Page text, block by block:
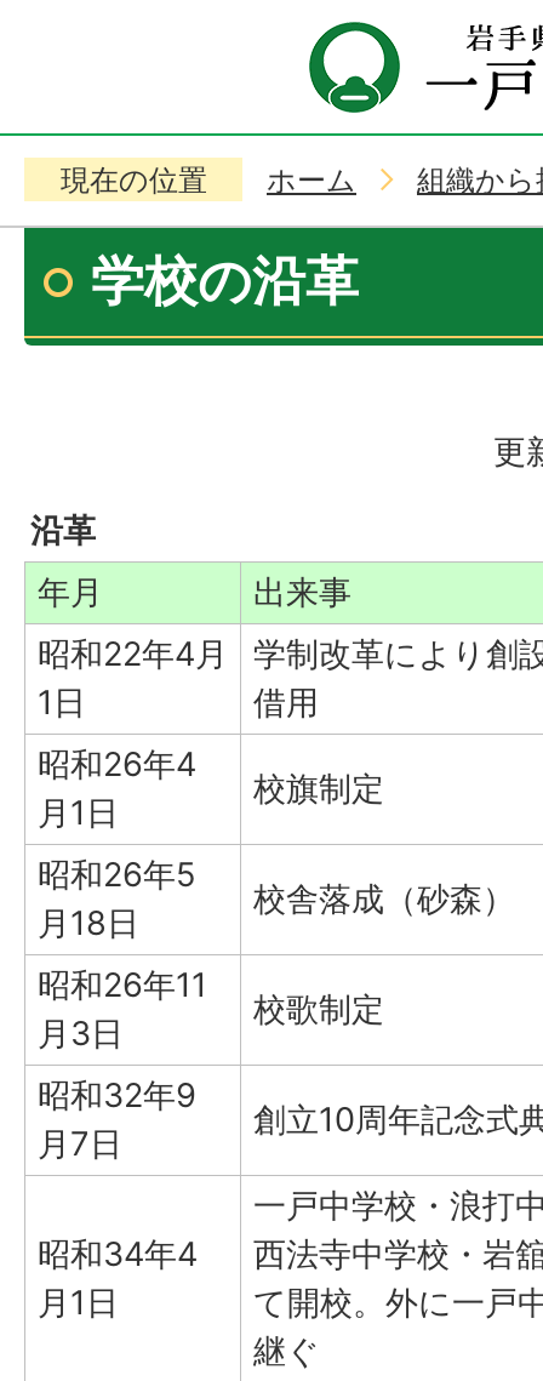
現在の位置 ホーム 組織か
学校の沿革
更
沿革
年月
出来事
昭和22年4月
1日
学制改革により創
借用
昭和26年4
月1日
校旗制定
昭和26年5
月18日
校舎落成（砂森）
昭和26年11
月3日
校歌制定
昭和32年9
月7日
創立10周年記念式
昭和34年4
月1日
一戸中学校・浪打
西法寺中学校・岩
て開校。外に一戸
継ぐ